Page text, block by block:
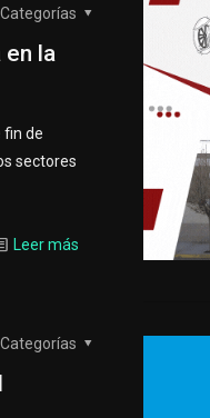
Categorías
la
fin de
sectores
Leer más
Categorías